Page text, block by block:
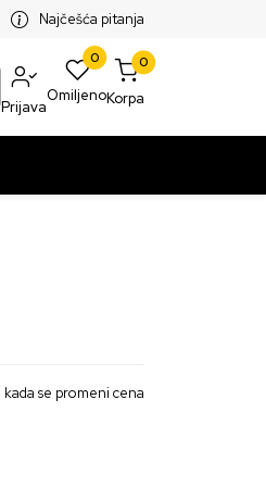
5999 RSD
Najčešća pitanja
Prijava
0
Omiljeno
0
Korpa
se promeni cena